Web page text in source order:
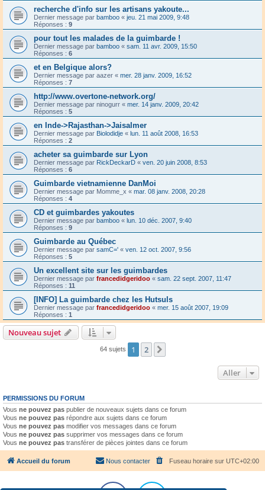
recherche d'info sur les artisans yakoute...
Dernier message par bamboo « jeu. 21 mai 2009, 9:48
Réponses : 9
pour tout les malades de la guimbarde !
Dernier message par bamboo « sam. 11 avr. 2009, 15:50
Réponses : 6
et en Belgique alors?
Dernier message par aazer « mer. 28 janv. 2009, 16:52
Réponses : 7
http://www.overtone-network.org/
Dernier message par ninogurr « mer. 14 janv. 2009, 20:42
Réponses : 5
en Inde->Rajasthan->Jaisalmer
Dernier message par Biolodidje « lun. 11 août 2008, 16:53
Réponses : 2
acheter sa guimbarde sur Lyon
Dernier message par RickDeckarD « ven. 20 juin 2008, 8:53
Réponses : 6
Guimbarde vietnamienne DanMoi
Dernier message par Momme_x « mar. 08 janv. 2008, 20:28
Réponses : 4
CD et guimbardes yakoutes
Dernier message par bamboo « lun. 10 déc. 2007, 9:40
Réponses : 9
Guimbarde au Québec
Dernier message par samC=' « ven. 12 oct. 2007, 9:56
Réponses : 5
Un excellent site sur les guimbardes
Dernier message par francedidgeridoo « sam. 22 sept. 2007, 11:47
Réponses : 11
[INFO] La guimbarde chez les Hutsuls
Dernier message par francedidgeridoo « mer. 15 août 2007, 19:09
Réponses : 1
Nouveau sujet
64 sujets 1 2
Aller
PERMISSIONS DU FORUM
Vous ne pouvez pas publier de nouveaux sujets dans ce forum
Vous ne pouvez pas répondre aux sujets dans ce forum
Vous ne pouvez pas modifier vos messages dans ce forum
Vous ne pouvez pas supprimer vos messages dans ce forum
Vous ne pouvez pas transférer de pièces jointes dans ce forum
Accueil du forum Fuseau horaire sur UTC+02:00
Nous contacter